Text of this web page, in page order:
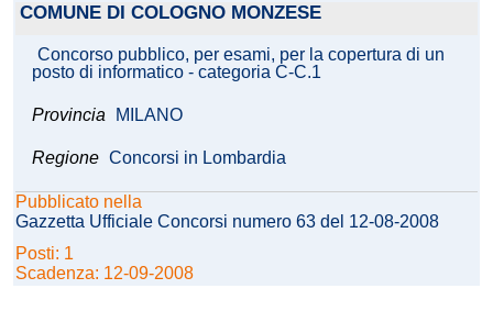
COMUNE DI COLOGNO MONZESE
Concorso pubblico, per esami, per la copertura di un
posto di informatico - categoria C-C.1
Provincia MILANO
Regione Concorsi in Lombardia
Pubblicato nella
Gazzetta Ufficiale Concorsi numero 63 del 12-08-2008
Posti: 1
Scadenza: 12-09-2008